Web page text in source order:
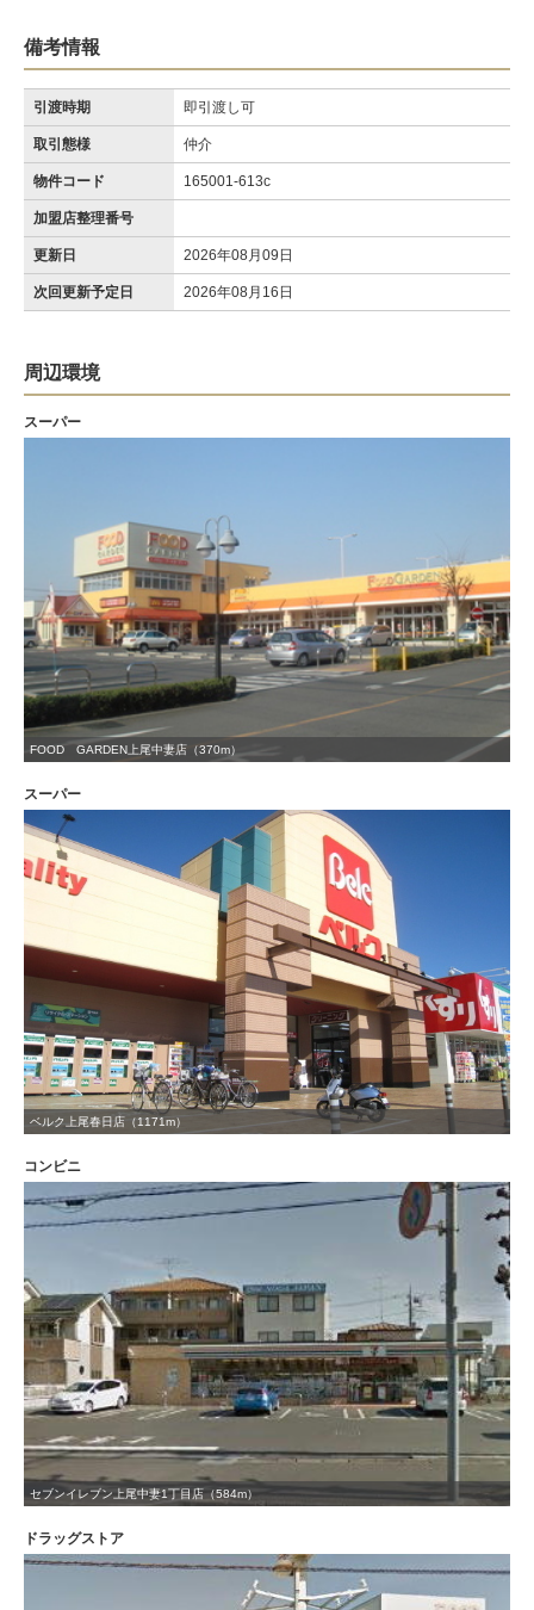
備考情報
引渡時期 即引渡し可
取引態様 仲介
物件コード 165001-613c
加盟店整理番号
更新日 2026年08月09日
次回更新予定日 2026年08月16日
周辺環境
スーパー
FOOD GARDEN上尾中妻店（370m）
スーパー
ベルク上尾春日店（1171m）
コンビニ
セブンイレブン上尾中妻1丁目店（584m）
ドラッグストア